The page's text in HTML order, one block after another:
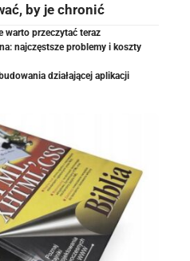
by je chronić
warto przeczytać teraz
najczęstsze problemy i koszty
działającej aplikacji